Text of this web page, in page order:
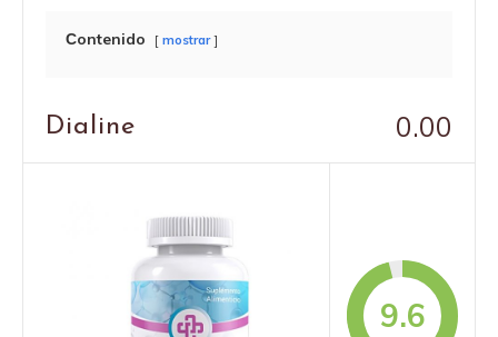
Сontenido mostrar
Dialine 0.00
9.6